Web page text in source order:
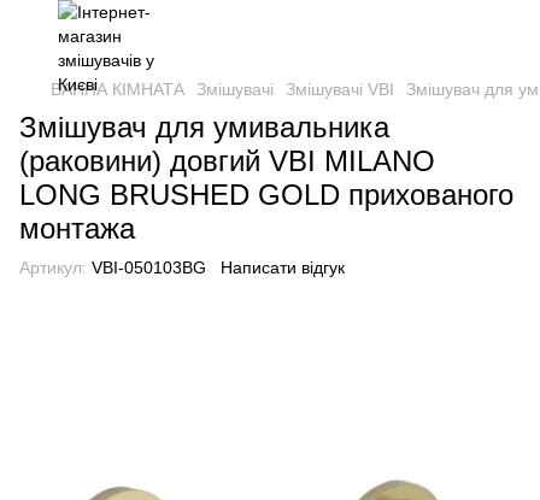
ВАННА КІМНАТА Змішувачі Змішувачі VBI Змішувач для
Змішувач для умивальника
(раковини) довгий VBI MILANO
LONG BRUSHED GOLD прихованого
монтажа
Артикул: VBI-050103BG Написати відгук